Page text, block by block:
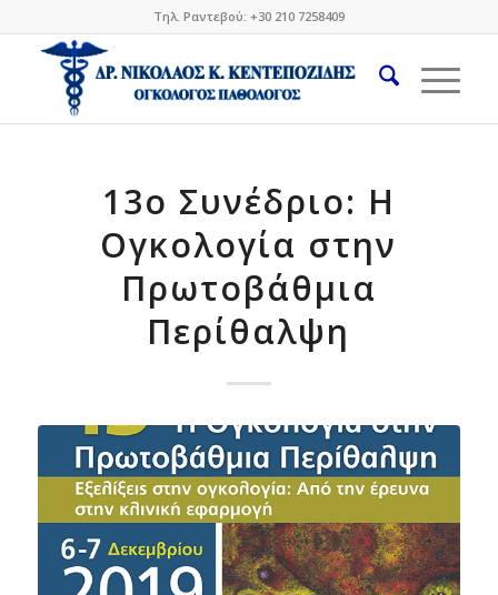
Τηλ. Ραντεβού: +30 210 7258409
13ο Συνέδριο: Η
Ογκολογία στην
Πρωτοβάθμια
Περίθαλψη